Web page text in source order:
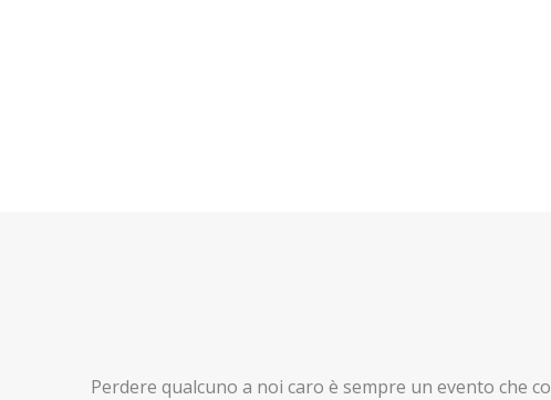
Perdere qualcuno a noi caro è sempre un evento che